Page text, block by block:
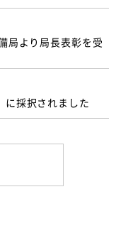
局より局長表彰を受
に採択されました